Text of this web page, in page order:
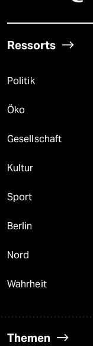
Ressorts
Politik
Öko
Gesellschaft
Kultur
Sport
Berlin
Nord
Wahrheit
Themen